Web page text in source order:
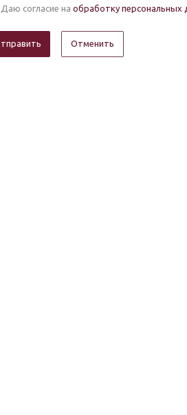
Даю согласие на обработку персональных
Отменить